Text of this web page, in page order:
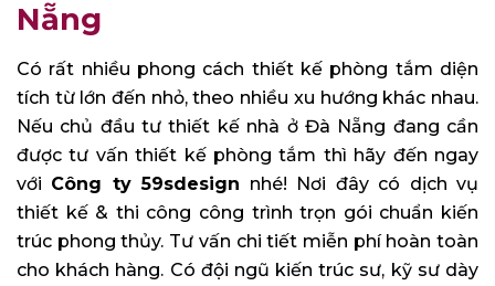
Nẵng
Có rất nhiều phong cách thiết kế phòng tắm diện
tích từ lớn đến nhỏ, theo nhiều xu hướng khác nhau.
Nếu chủ đầu tư thiết kế nhà ở Đà Nẵng đang cần
được tư vấn thiết kế phòng tắm thì hãy đến ngay
với Công ty 59sdesign nhé! Nơi đây có dịch vụ
thiết kế & thi công công trình trọn gói chuẩn kiến
trúc phong thủy. Tư vấn chi tiết miễn phí hoàn toàn
cho khách hàng. Có đội ngũ kiến trúc sư, kỹ sư dày